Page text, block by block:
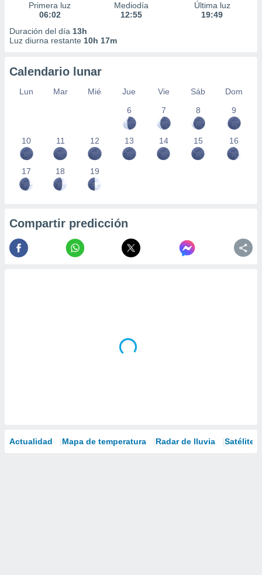
Primera luz
06:02
Mediodía
12:55
Última luz
19:49
Duración del día 13h
Luz diurna restante 10h 17m
Calendario lunar
Lun Mar Mié Jue Vie Sáb
Dom
6
7 8 9
10 11 12 13 14 15 16
17 18 19
Compartir predicción
Actualidad Mapa de temperatura Radar de lluvia Satélites